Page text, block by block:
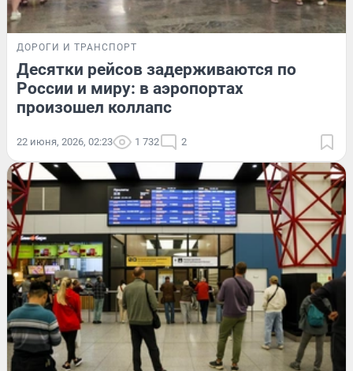
ДОРОГИ И ТРАНСПОРТ
Десятки рейсов задерживаются по
России и миру: в аэропортах
произошел коллапс
22 июня, 2026, 02:23 1 732 2